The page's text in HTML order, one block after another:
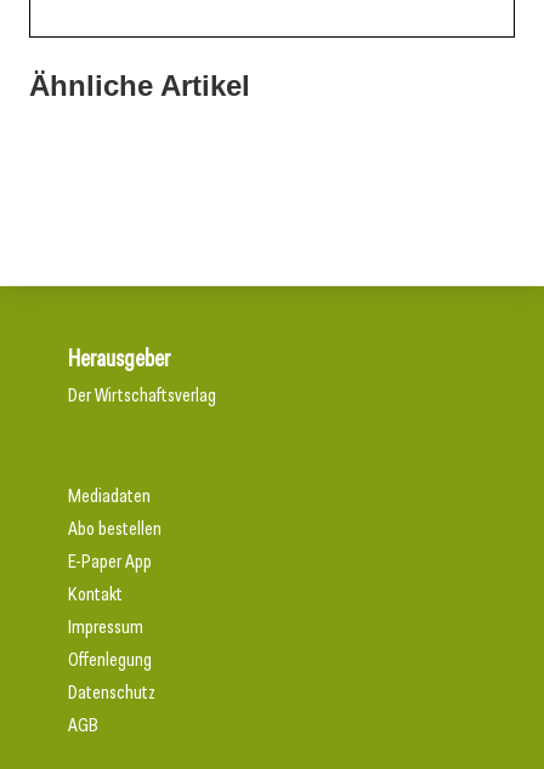
Ähnliche Artikel
14. Juli 2026
Herausgeber
Der Wirtschaftsverlag
Mediadaten
Abo bestellen
E-Paper App
Kontakt
Impressum
Offenlegung
Datenschutz
AGB